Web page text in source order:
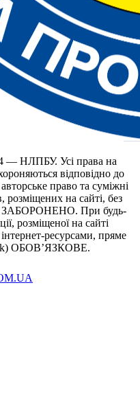
— НЛПБУ. Усі права на
відповідно до
право та суміжні
розміщених на сайті, без
ЗАБОРОНЕНО. При будь-
розміщеної на сайті
ресурсами, пряме
ОБОВ’ЯЗКОВЕ.